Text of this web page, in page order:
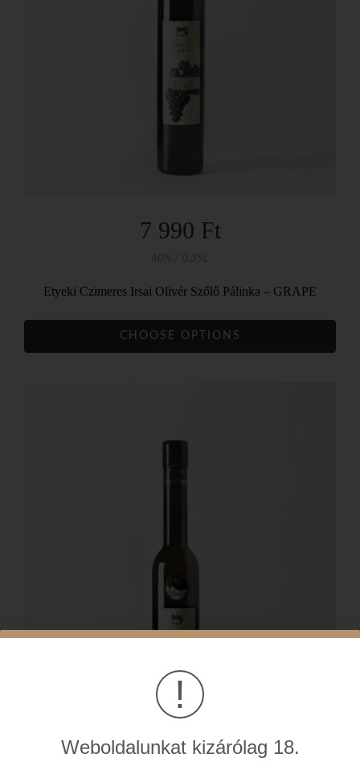
7 990 Ft
Etyeki Czimeres Irsai Olivér Szőlő Pálinka – GRAPE
CHOOSE OPTIONS
!
Weboldalunkat kizárólag 18.